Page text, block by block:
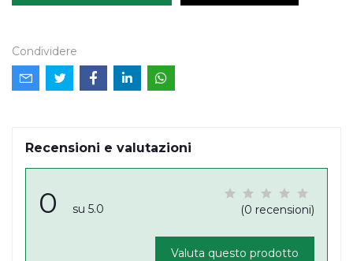
Condividere
Recensioni e valutazioni
0 su 5.0 (0 recensioni)
Valuta questo prodotto